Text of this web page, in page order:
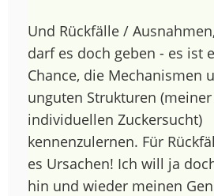
Und Rückfälle /
darf es doch geben - es ist
Chance, die Mechanismen
unguten Strukturen (meiner
individuellen Zuckersucht)
kennenzulernen. Für
es Ursachen! Ich will ja
hin und wieder meinen